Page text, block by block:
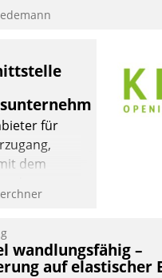
für
dem
wandlungsfähig –
auf elastischer